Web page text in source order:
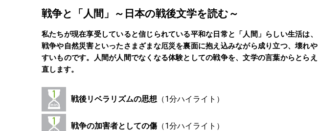
戦争と「人間」～日本の戦後文学を読む～
私たちが現在享受していると信じられている平和な日常と「人間」らしい生活は、
戦争や自然災害といったさまざまな厄災を裏面に抱え込みながら成り立つ、壊れや
すいものです。人間が人間でなくなる体験としての戦争を、文学の言葉からとらえ
直します。
戦後リベラリズムの思想
戦争の加害者としての傷